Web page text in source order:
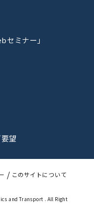
セミナー」
望
このサイトについて
and Transport . All Right